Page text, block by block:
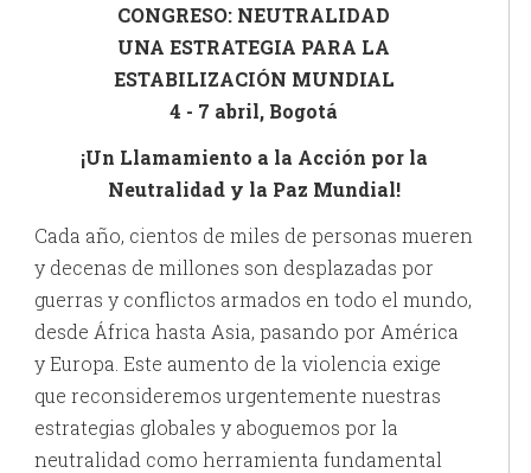
CONGRESO: NEUTRALIDAD
UNA ESTRATEGIA PARA LA
ESTABILIZACIÓN MUNDIAL
4 - 7 abril, Bogotá
¡Un Llamamiento a la Acción por la
Neutralidad y la Paz Mundial!
Cada año, cientos de miles de personas mueren
y decenas de millones son desplazadas por
guerras y conflictos armados en todo el mundo,
desde África hasta Asia, pasando por América
y Europa. Este aumento de la violencia exige
que reconsideremos urgentemente nuestras
estrategias globales y aboguemos por la
neutralidad como herramienta fundamental